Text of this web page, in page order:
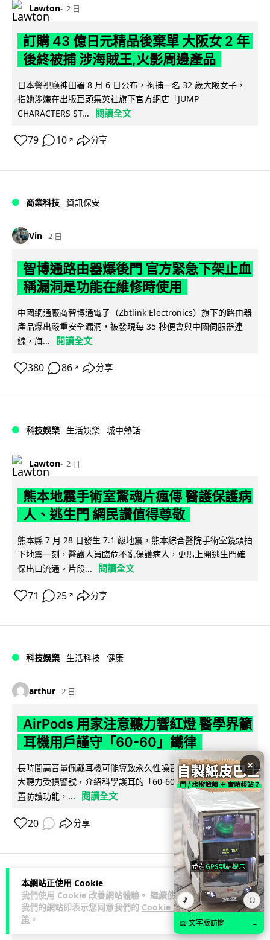
本網站正使用 Cookie
我們使用 Cookie 改善網站體驗。 繼續使用
我們的網站即表示您同意我們的 Cookie 政
策 。
Lawton 2 日
訂購 43 億日元精品後棄單 大阪女 2 年
後終被捕 涉海賊王,火影周邊產品
日本警視廳神田署 8 月 6 日公布，拘捕一名 32 歲大阪女子，
指她涉嫌在出版巨頭集英社旗下官方網店「JUMP
CHARACTERS ST...
閱讀全文
79 10 ↗ 分享
商業科技 資訊保安
Vin 2 日
智博通路由器爆後門 官方緊急下架止血
稱漏洞是功能在維修時使用
中國網通廠商智博通電子（Zbtlink Electronics）旗下的路由器
產品爆出嚴重安全漏洞，被發現每 35 秒便會與中國伺服器連
線，旗...
閱讀全文
380 86 ↗ 分享
科技娛樂 生活娛樂 城中熱話
Lawton 2 日
熊本地震手術室驚魂片瘋傳 醫護保護病
人、逃生門 網民讚值得尊敬
熊本縣 7 月 28 日發生 7.1 級地震，熊本綜合醫院手術室鏡頭拍
下地震一刻，醫護人員臨危不亂保護病人，更馬上開逃生門確
保出口流通。片段...
閱讀全文
71 25 ↗ 分享
科技娛樂 生活科技 健康
arthur 2 日
AirPods 用家注意聽力響紅燈 醫學界籲
耳機用戶謹守「60-60」鐵律
長時間高音量佩戴耳機可能導致永久性噪音性聽損。本文盤點 4
大聽力受損警號，介紹科學護耳的「60-60 原則」及 Apple 內
置防護功能，...
閱讀全文
20 分享
人工智能
arthur
×
🎵 ⛶
📖 文字版訪問 →